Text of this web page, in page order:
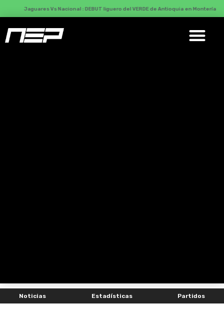
Jaguares Vs Nacional : DEBUT liguero del VERDE de Antioquia en Montería
Noticias Estadísticas Partidos